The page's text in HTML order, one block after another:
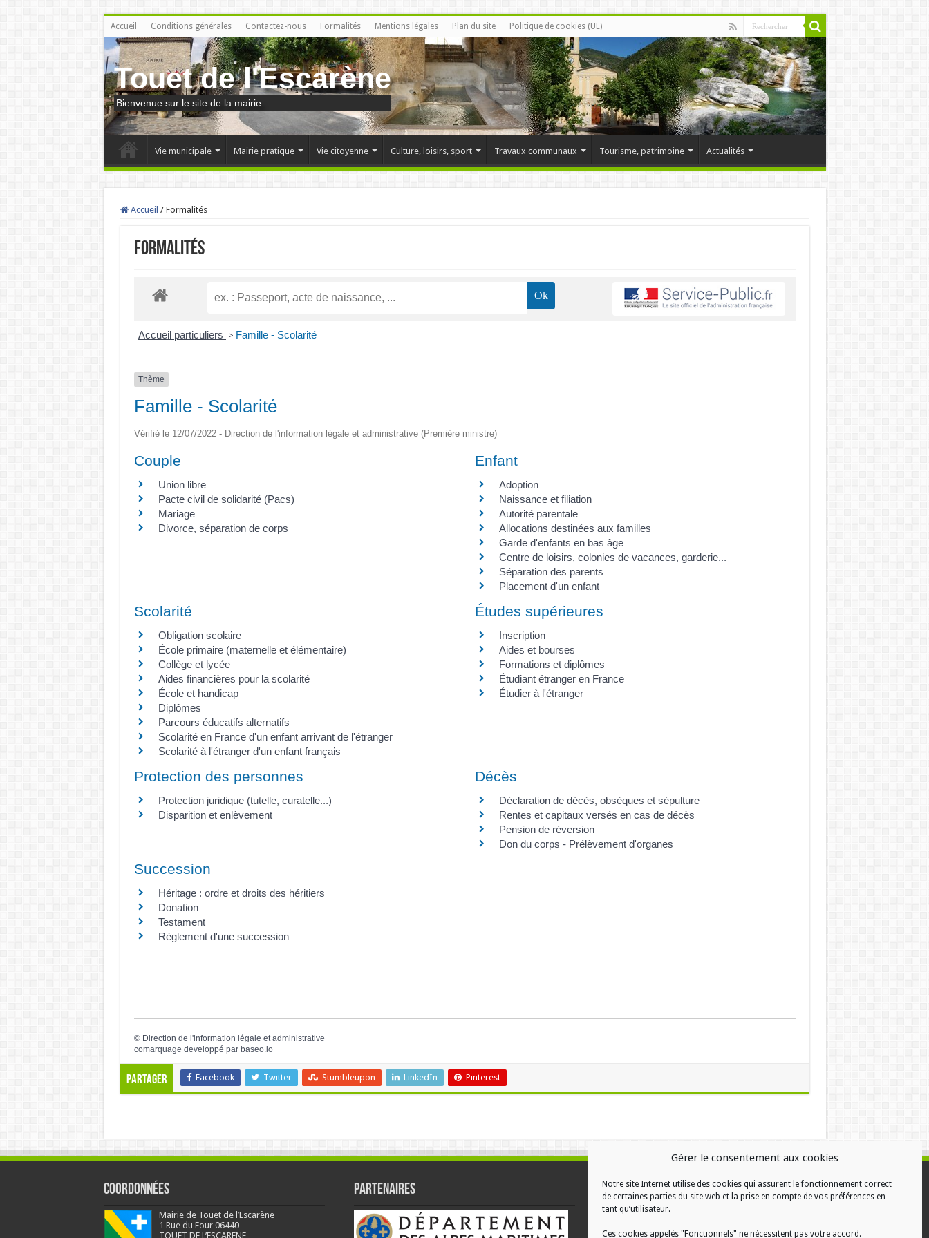
Gérer le consentement aux cookies
Notre site Internet utilise des cookies qui assurent le fonctionnement correct
de certaines parties du site web et la prise en compte de vos préférences en
tant qu’utilisateur.
Ces cookies appelés "Fonctionnels" ne nécessitent pas votre accord.
Accueil Conditions générales Contactez-nous Formalités Mentions légales Plan du site Politique de cookies (UE)
Touet de l'Escarène
Bienvenue sur le site de la mairie
Vie municipale Mairie pratique Vie citoyenne Culture, loisirs, sport Travaux communaux Tourisme, patrimoine Actualités
Accueil / Formalités
Formalités
Accueil particuliers > Famille - Scolarité
Thème
Famille - Scolarité
Vérifié le 12/07/2022 - Direction de l'information légale et administrative (Première ministre)
Couple
Union libre
Pacte civil de solidarité (Pacs)
Mariage
Divorce, séparation de corps
Enfant
Adoption
Naissance et filiation
Autorité parentale
Allocations destinées aux familles
Garde d'enfants en bas âge
Centre de loisirs, colonies de vacances, garderie...
Séparation des parents
Placement d'un enfant
Scolarité
Obligation scolaire
École primaire (maternelle et élémentaire)
Collège et lycée
Aides financières pour la scolarité
École et handicap
Diplômes
Parcours éducatifs alternatifs
Scolarité en France d'un enfant arrivant de l'étranger
Scolarité à l'étranger d'un enfant français
Études supérieures
Inscription
Aides et bourses
Formations et diplômes
Étudiant étranger en France
Étudier à l'étranger
Protection des personnes
Protection juridique (tutelle, curatelle...)
Disparition et enlèvement
Décès
Déclaration de décès, obsèques et sépulture
Rentes et capitaux versés en cas de décès
Pension de réversion
Don du corps - Prélèvement d'organes
Succession
Héritage : ordre et droits des héritiers
Donation
Testament
Règlement d'une succession
© Direction de l'information légale et administrative
comarquage developpé par baseo.io
Partager Facebook Twitter Stumbleupon LinkedIn Pinterest
Coordonnées
Mairie de Touët de l’Escarène
1 Rue du Four 06440
TOUET DE L’ESCARENE
Partenaires RÉALISATION